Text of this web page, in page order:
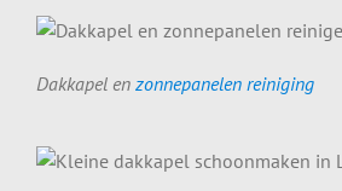
Dakkapel en zonnepanelen reiniging